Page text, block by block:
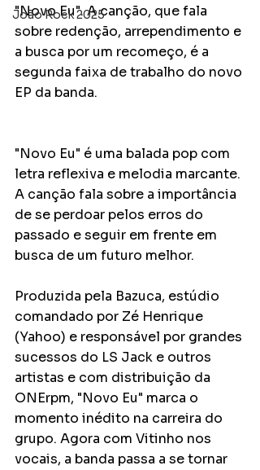
João Rock 2025
"Novo Eu". A canção, que fala
sobre redenção, arrependimento e
a busca por um recomeço, é a
segunda faixa de trabalho do novo
EP da banda.
"Novo Eu" é uma balada pop com
letra reflexiva e melodia marcante.
A canção fala sobre a importância
de se perdoar pelos erros do
passado e seguir em frente em
busca de um futuro melhor.
Produzida pela Bazuca, estúdio
comandado por Zé Henrique
(Yahoo) e responsável por grandes
sucessos do LS Jack e outros
artistas e com distribuição da
ONErpm, "Novo Eu" marca o
momento inédito na carreira do
grupo. Agora com Vitinho nos
vocais, a banda passa a se tornar